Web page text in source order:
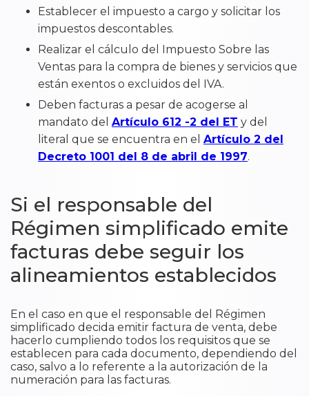
Establecer el impuesto a cargo y solicitar los
impuestos descontables.
Realizar el cálculo del Impuesto Sobre las
Ventas para la compra de bienes y servicios que
están exentos o excluidos del IVA.
Deben facturas a pesar de acogerse al
mandato del Artículo 612 -2 del ET y del
literal que se encuentra en el Artículo 2 del
Decreto 1001 del 8 de abril de 1997.
Si el responsable del
Régimen simplificado emite
facturas debe seguir los
alineamientos establecidos
En el caso en que el responsable del Régimen
simplificado decida emitir factura de venta, debe
hacerlo cumpliendo todos los requisitos que se
establecen para cada documento, dependiendo del
caso, salvo a lo referente a la autorización de la
numeración para las facturas.